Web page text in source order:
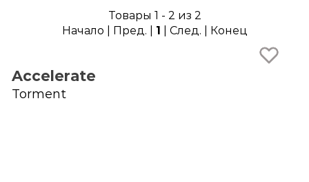
Товары 1 - 2 из 2
Начало | Пред. | 1 | След. | Конец
Accelerate
Torment